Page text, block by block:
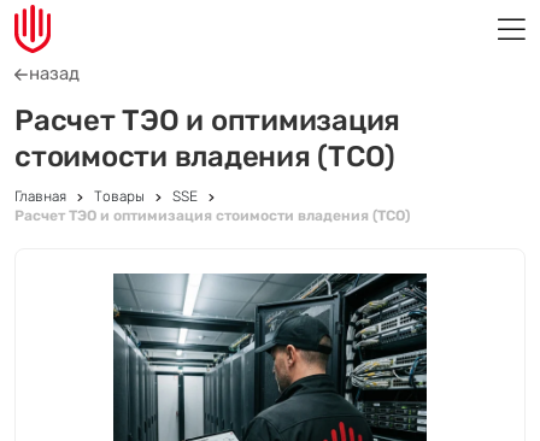
назад
Расчет ТЭО и оптимизация
стоимости владения (TCO)
Главная Товары
SSE
Расчет ТЭО и оптимизация стоимости владения (TCO)